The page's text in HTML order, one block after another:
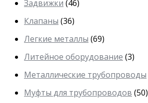
Задвижки (46)
Клапаны (36)
Легкие металлы (69)
Литейное оборудование (3)
Металлические трубопроводы
Муфты для трубопроводов (50)